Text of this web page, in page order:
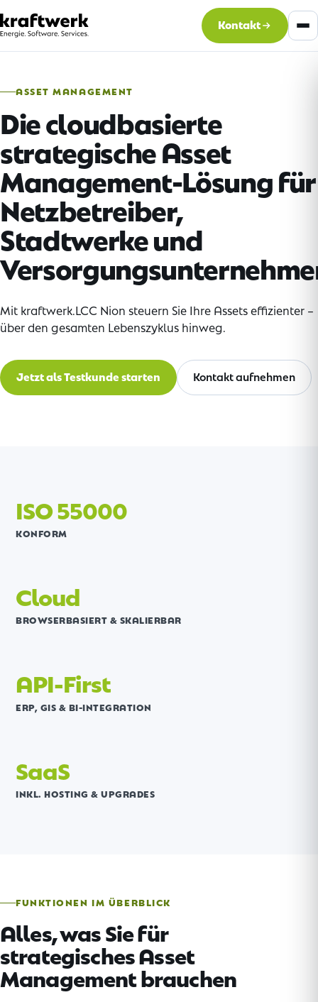
Kontakt
ASSET MANAGEMENT
Die cloudbasierte
strategische Asset
Management-Lösung für
Netzbetreiber,
Stadtwerke und
Mit kraftwerk.LCC Nion steuern Sie Ihre Assets effizienter –
über den gesamten Lebenszyklus hinweg.
Jetzt als Testkunde starten Kontakt aufnehmen
ISO 55000
KONFORM
Cloud
BROWSERBASIERT & SKALIERBAR
API-First
ERP, GIS & BI-INTEGRATION
SaaS
INKL. HOSTING & UPGRADES
FUNKTIONEN IM ÜBERBLICK
Alles, was Sie für
strategisches Asset
Management brauchen